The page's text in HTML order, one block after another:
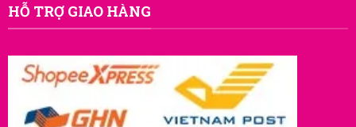
HỖ TRỢ GIAO HÀNG